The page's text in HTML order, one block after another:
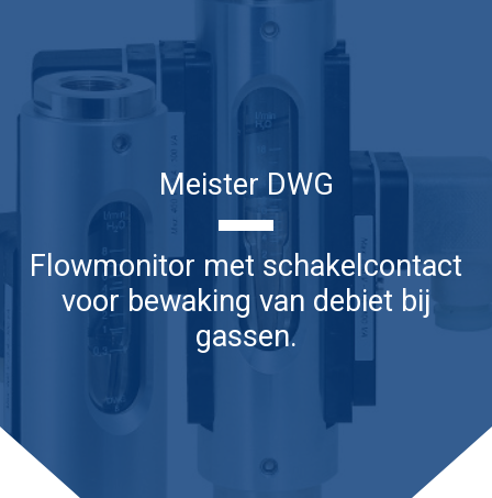
Meister DWG
Flowmonitor met schakelcontact
voor bewaking van debiet bij
gassen.